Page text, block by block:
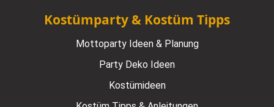
Kostümparty & Kostüm Tipps
Mottoparty Ideen & Planung
Party Deko Ideen
Kostümideen